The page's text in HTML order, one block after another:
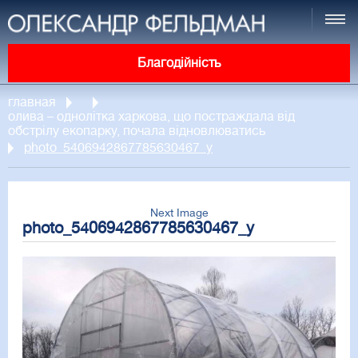
Благодійність
главная
олива – однолітка харкова, що постраждала від
обстрілу екопарку, почала відновлюватись
photo_5406942867785630467_y
Next Image
photo_5406942867785630467_y